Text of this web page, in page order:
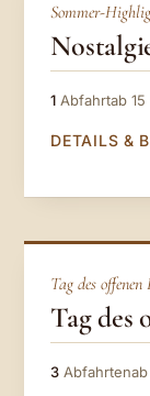
Sommer-
1 Abfahrtab 15
DETAILS &
Tag des
Tag des
3 Abfahrten